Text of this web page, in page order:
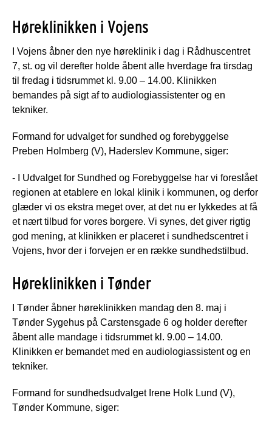
Høreklinikken i Vojens
I Vojens åbner den nye høreklinik i dag i Rådhuscentret
7, st. og vil derefter holde åbent alle hverdage fra tirsdag
til fredag i tidsrummet kl. 9.00 – 14.00. Klinikken
bemandes på sigt af to audiologiassistenter og en
tekniker.
Formand for udvalget for sundhed og forebyggelse
Preben Holmberg (V), Haderslev Kommune, siger:
- I Udvalget for Sundhed og Forebyggelse har vi foreslået
regionen at etablere en lokal klinik i kommunen, og derfor
glæder vi os ekstra meget over, at det nu er lykkedes at få
et nært tilbud for vores borgere. Vi synes, det giver rigtig
god mening, at klinikken er placeret i sundhedscentret i
Vojens, hvor der i forvejen er en række sundhedstilbud.
Høreklinikken i Tønder
I Tønder åbner høreklinikken mandag den 8. maj i
Tønder Sygehus på Carstensgade 6 og holder derefter
åbent alle mandage i tidsrummet kl. 9.00 – 14.00.
Klinikken er bemandet med en audiologiassistent og en
tekniker.
Formand for sundhedsudvalget Irene Holk Lund (V),
Tønder Kommune, siger: